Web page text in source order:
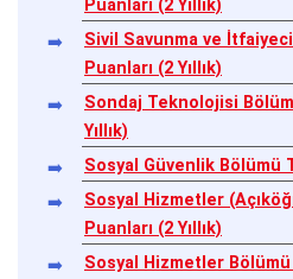
Puanları (2 Yıllık)
Sivil Savunma ve
Puanları (2 Yıllık)
Sondaj Teknolojisi
Yıllık)
Sosyal Güvenlik Bölümü
Sosyal Hizmetler
Puanları (2 Yıllık)
Sosyal Hizmetler Bölümü